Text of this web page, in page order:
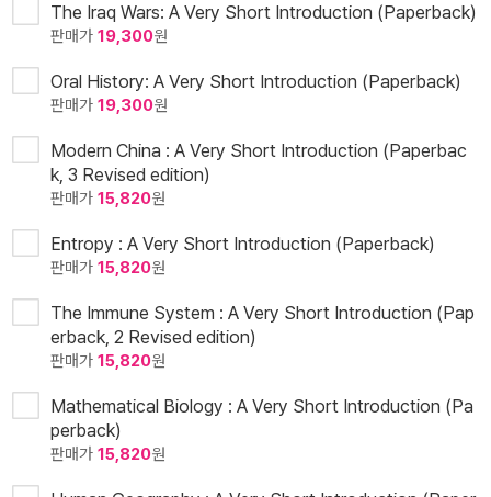
The Iraq Wars: A Very Short Introduction (Paperback)
판매가 19,300원
Oral History: A Very Short Introduction (Paperback)
판매가 19,300원
Modern China : A Very Short Introduction (Paperbac
k, 3 Revised edition)
판매가 15,820원
Entropy : A Very Short Introduction (Paperback)
판매가 15,820원
The Immune System : A Very Short Introduction (Pap
erback, 2 Revised edition)
판매가 15,820원
Mathematical Biology : A Very Short Introduction (Pa
perback)
판매가 15,820원